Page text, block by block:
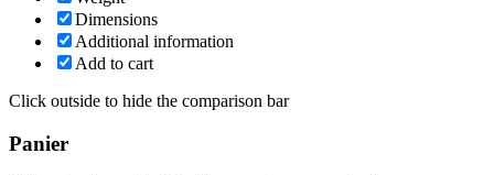
Dimensions
Additional information
Add to cart
Click outside to hide the comparison bar
Panier